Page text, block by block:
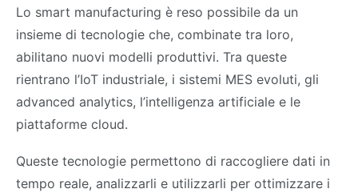
Lo smart manufacturing è reso possibile da un
insieme di tecnologie che, combinate tra loro,
abilitano nuovi modelli produttivi. Tra queste
rientrano l’IoT industriale, i sistemi MES evoluti, gli
advanced analytics, l’intelligenza artificiale e le
piattaforme cloud.
Queste tecnologie permettono di raccogliere dati in
tempo reale, analizzarli e utilizzarli per ottimizzare i